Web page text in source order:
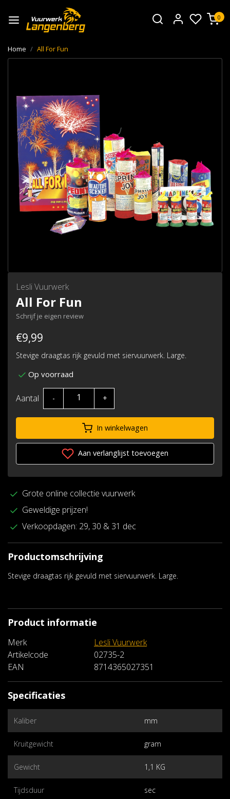
0
Home All For Fun
Lesli Vuurwerk
All For Fun
Schrijf je eigen review
€9,99
Stevige draagtas rijk gevuld met siervuurwerk. Large.
Op voorraad
Aantal - +
In winkelwagen
Aan verlanglijst toevoegen
Grote online collectie vuurwerk
Geweldige prijzen!
Verkoopdagen: 29, 30 & 31 dec
Productomschrijving
Stevige draagtas rijk gevuld met siervuurwerk. Large.
Product informatie
Merk
Lesli Vuurwerk
Artikelcode
02735-2
EAN
8714365027351
Specificaties
Kaliber mm
Kruitgewicht gram
Gewicht 1,1 KG
Tijdsduur sec